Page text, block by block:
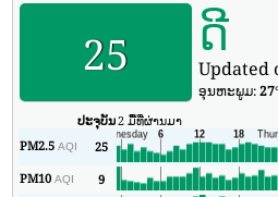
25 ດີ
Updated
ອຸນ​ຫະ​ພູມ:27
ປະຈຸບັນ2 ມື້ທີ່ຜ່ານມາ
PM2.5AQI 25
PM10AQI 9